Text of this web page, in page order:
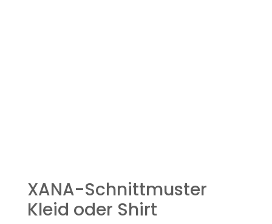
XANA-Schnittmuster
Kleid oder Shirt